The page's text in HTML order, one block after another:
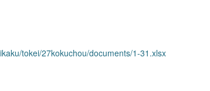
tokei/27kokuchou/documents/1-31.xlsx